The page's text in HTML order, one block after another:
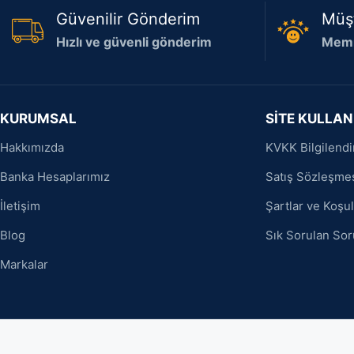
Güvenilir Gönderim
Hızlı ve güvenli gönderim
KURUMSAL
Hakkımızda
Banka Hesaplarımız
İletişim
Blog
Markalar
SİTE
KVKK
Satış
Şartlar ve
Sık Sorulan